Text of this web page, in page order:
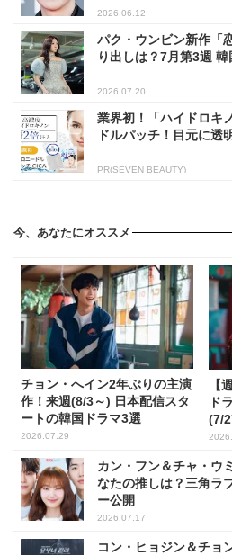
2026.06.12
パク・ウンビン新作「
り出しは？7月第3週
2026.07.20
業界初！「ハイドロキ
ドルパッチ！目元に透
PR(SEVEN BEAUTY)
今、あなたにオススメ
チョン・へイン2年ぶりの主演
作！来週(8/3～) 日本配信スタ
ートの韓国ドラマ3選
2026.07.29
【
ド
(7/
選
カン・フン＆チャ・ウ
なたの推しは？三角ラ
ー公開
2026.07.17
コン・ヒョジン＆チョ